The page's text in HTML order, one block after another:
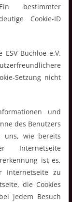
bestimmter
Cookie-ID
Buchloe e.V.
Setzung nicht
und
des Benutzers
uns, wie bereits
Internetseite
ist es,
Internetseite zu
die Cookies
jedem Besuch